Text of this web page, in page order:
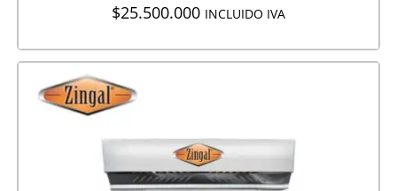
$25.500.000 INCLUIDO IVA